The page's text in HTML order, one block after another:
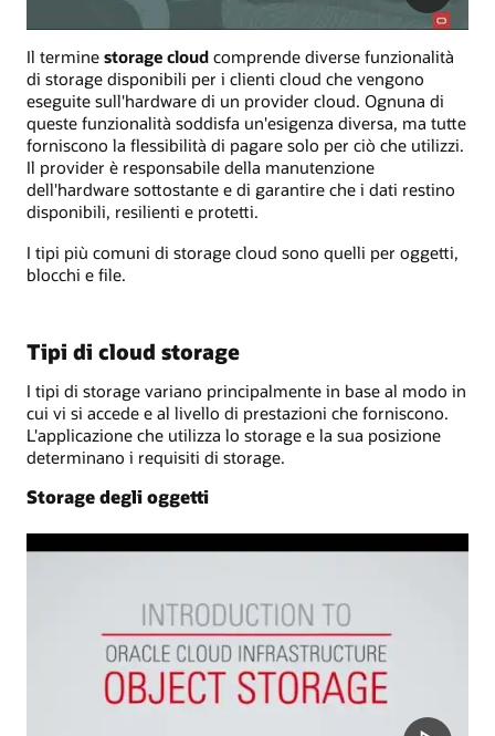
Il termine storage cloud comprende diverse funzionalità
di storage disponibili per i clienti cloud che vengono
eseguite sull'hardware di un provider cloud. Ognuna di
queste funzionalità soddisfa un'esigenza diversa, ma tutte
forniscono la flessibilità di pagare solo per ciò che utilizzi.
Il provider è responsabile della manutenzione
dell'hardware sottostante e di garantire che i dati restino
disponibili, resilienti e protetti.
I tipi più comuni di storage cloud sono quelli per oggetti,
blocchi e file.
Tipi di cloud storage
I tipi di storage variano principalmente in base al modo in
cui vi si accede e al livello di prestazioni che forniscono.
L'applicazione che utilizza lo storage e la sua posizione
determinano i requisiti di storage.
Storage degli oggetti